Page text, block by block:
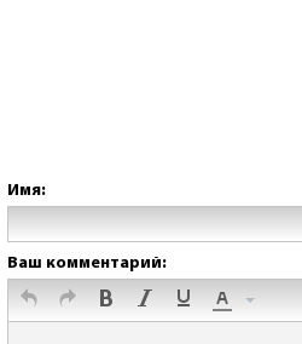
Имя:
Ваш комментарий: